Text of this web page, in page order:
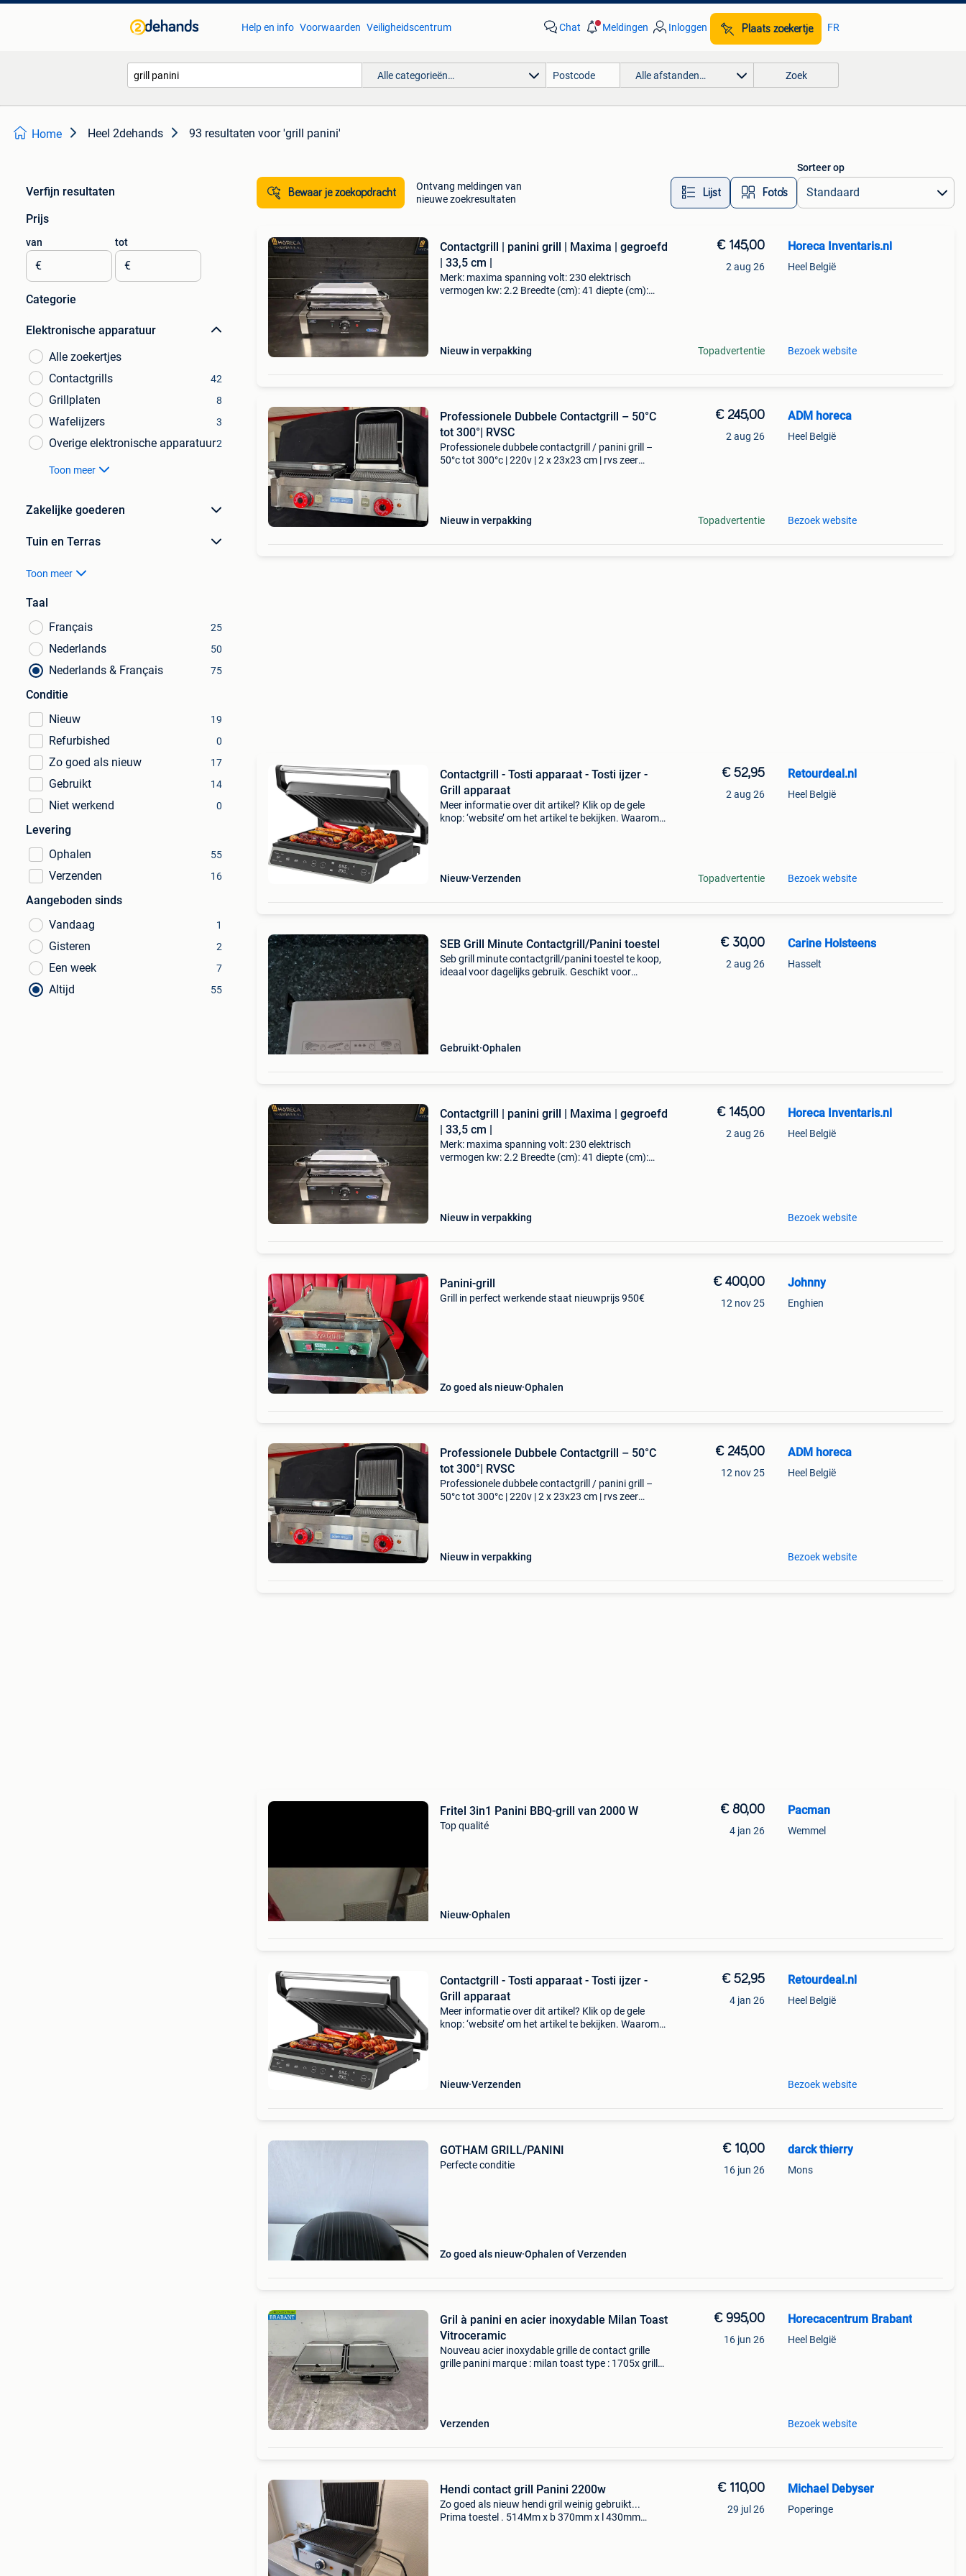
Help en info Voorwaarden Veiligheidscentrum Chat Meldingen Inloggen Plaats zoekertje FR
Alle categorieën… Alle afstanden… Zoek
Home Heel 2dehands 93 resultaten voor 'grill panini'
Verfijn resultaten
Prijs
van
€
tot
€
Categorie
Elektronische apparatuur
Alle zoekertjes
Contactgrills
42
Grillplaten 8
Wafelijzers 3
Overige elektronische apparatuur2
Toon meer
Zakelijke goederen
Tuin en Terras
Toon meer
Taal
Français
25
Nederlands 50
Nederlands & Français 75
Conditie
Nieuw
19
Refurbished 0
Zo goed als nieuw 17
Gebruikt 14
Niet werkend 0
Levering
Ophalen
55
Verzenden 16
Aangeboden sinds
Vandaag
1
Gisteren 2
Een week 7
Altijd 55
Bewaar je zoekopdracht
Ontvang meldingen van
nieuwe zoekresultaten
Lijst Foto’s
Sorteer op
Contactgrill | panini grill | Maxima | gegroefd
| 33,5 cm |
Merk: maxima spanning volt: 230 elektrisch
vermogen kw: 2.2 Breedte (cm): 41 diepte (cm):
Nieuw in verpakking
€ 145,00
2 aug 26
Topadvertentie
Horeca Inventaris.nl
Heel België
Bezoek website
Professionele Dubbele Contactgrill – 50°C
tot 300°| RVSC
Professionele dubbele contactgrill / panini grill –
50°c tot 300°c | 220v | 2 x 23x23 cm | rvs zeer
Nieuw in verpakking
€ 245,00
2 aug 26
Topadvertentie
ADM horeca
Heel België
Bezoek website
Contactgrill - Tosti apparaat - Tosti ijzer -
Grill apparaat
Meer informatie over dit artikel? Klik op de gele
knop: ‘website’ om het artikel te bekijken. Waarom
Nieuw Verzenden
€ 52,95
2 aug 26
Topadvertentie
Retourdeal.nl
Heel België
Bezoek website
SEB Grill Minute Contactgrill/Panini toestel
Seb grill minute contactgrill/panini toestel te koop,
ideaal voor dagelijks gebruik. Geschikt voor
Gebruikt Ophalen
€ 30,00
2 aug 26
Carine Holsteens
Hasselt
Contactgrill | panini grill | Maxima | gegroefd
| 33,5 cm |
Merk: maxima spanning volt: 230 elektrisch
vermogen kw: 2.2 Breedte (cm): 41 diepte (cm):
Nieuw in verpakking
€ 145,00
2 aug 26
Horeca Inventaris.nl
Heel België
Bezoek website
Panini-grill
Grill in perfect werkende staat nieuwprijs 950€
Zo goed als nieuw Ophalen
€ 400,00
12 nov 25
Johnny
Enghien
Professionele Dubbele Contactgrill – 50°C
tot 300°| RVSC
Professionele dubbele contactgrill / panini grill –
50°c tot 300°c | 220v | 2 x 23x23 cm | rvs zeer
Nieuw in verpakking
€ 245,00
12 nov 25
ADM horeca
Heel België
Bezoek website
Fritel 3in1 Panini BBQ-grill van 2000 W
Top qualité
Nieuw Ophalen
€ 80,00
4 jan 26
Pacman
Wemmel
Contactgrill - Tosti apparaat - Tosti ijzer -
Grill apparaat
Meer informatie over dit artikel? Klik op de gele
knop: ‘website’ om het artikel te bekijken. Waarom
Nieuw Verzenden
€ 52,95
4 jan 26
Retourdeal.nl
Heel België
Bezoek website
GOTHAM GRILL/PANINI
Perfecte conditie
Zo goed als nieuw Ophalen of Verzenden
€ 10,00
16 jun 26
darck thierry
Mons
Gril à panini en acier inoxydable Milan Toast
Vitroceramic
Nouveau acier inoxydable grille de contact grille
grille panini marque : milan toast type : 1705x grille
Verzenden
€ 995,00
16 jun 26
Horecacentrum Brabant
Heel België
Bezoek website
Hendi contact grill Panini 2200w
Zo goed als nieuw hendi gril weinig gebruikt...
Prima toestel . 514Mm x b 370mm x l 430mm
€ 110,00
29 jul 26
Michael Debyser
Poperinge